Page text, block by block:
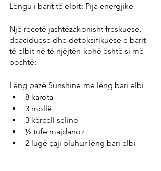
Lëngu i barit të elbit: Pija energjike
Një recetë jashtëzakonisht freskuese,
deaciduese dhe detoksifikuese e barit
të elbit në të njëjtën kohë është si më
poshtë:
Lëng bazë Sunshine me lëng bari elbi
8 karota
3 mollë
3 kërcell selino
½ tufe majdanoz
2 lugë çaji pluhur lëng bari elbi